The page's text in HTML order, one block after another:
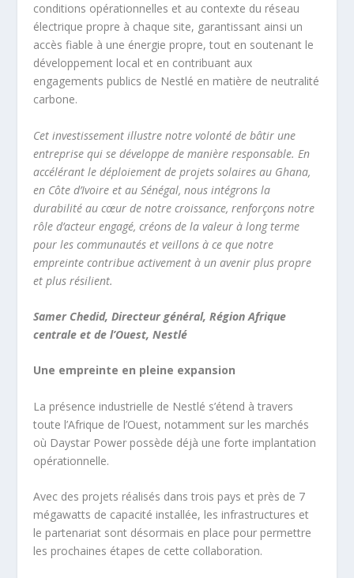
conditions opérationnelles et au contexte du réseau
électrique propre à chaque site, garantissant ainsi un
accès fiable à une énergie propre, tout en soutenant le
développement local et en contribuant aux
engagements publics de Nestlé en matière de neutralité
carbone.
Cet investissement illustre notre volonté de bâtir une
entreprise qui se développe de manière responsable. En
accélérant le déploiement de projets solaires au Ghana,
en Côte d’Ivoire et au Sénégal, nous intégrons la
durabilité au cœur de notre croissance, renforçons notre
rôle d’acteur engagé, créons de la valeur à long terme
pour les communautés et veillons à ce que notre
empreinte contribue activement à un avenir plus propre
et plus résilient.
Samer Chedid, Directeur général, Région Afrique
centrale et de l’Ouest, Nestlé
Une empreinte en pleine expansion
La présence industrielle de Nestlé s’étend à travers
toute l’Afrique de l’Ouest, notamment sur les marchés
où Daystar Power possède déjà une forte implantation
opérationnelle.
Avec des projets réalisés dans trois pays et près de 7
mégawatts de capacité installée, les infrastructures et
le partenariat sont désormais en place pour permettre
les prochaines étapes de cette collaboration.